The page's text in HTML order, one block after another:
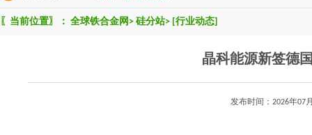
〖当前位置〗： 全球铁合金网 > 硅分站> [行业动态]
晶科能源新签德
发布时间：2026年